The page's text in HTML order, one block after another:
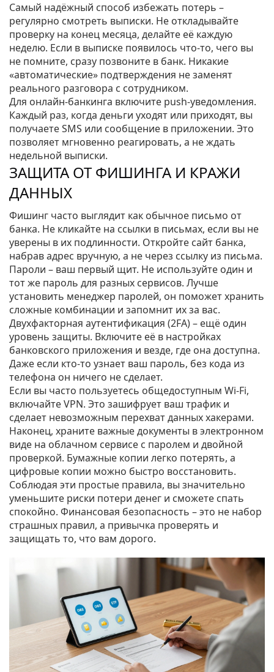
Самый надёжный способ избежать потерь –
регулярно смотреть выписки. Не откладывайте
проверку на конец месяца, делайте её каждую
неделю. Если в выписке появилось что‑то, чего вы
не помните, сразу позвоните в банк. Никакие
«автоматические» подтверждения не заменят
реального разговора с сотрудником.
Для онлайн‑банкинга включите push‑уведомления.
Каждый раз, когда деньги уходят или приходят, вы
получаете SMS или сообщение в приложении. Это
позволяет мгновенно реагировать, а не ждать
недельной выписки.
ЗАЩИТА ОТ ФИШИНГА И КРАЖИ
ДАННЫХ
Фишинг часто выглядит как обычное письмо от
банка. Не кликайте на ссылки в письмах, если вы не
уверены в их подлинности. Откройте сайт банка,
набрав адрес вручную, а не через ссылку из письма.
Пароли – ваш первый щит. Не используйте один и
тот же пароль для разных сервисов. Лучше
установить менеджер паролей, он поможет хранить
сложные комбинации и запомнит их за вас.
Двухфакторная аутентификация (2FA) – ещё один
уровень защиты. Включите её в настройках
банковского приложения и везде, где она доступна.
Даже если кто‑то узнает ваш пароль, без кода из
телефона он ничего не сделает.
Если вы часто пользуетесь общедоступным Wi‑Fi,
включайте VPN. Это зашифрует ваш трафик и
сделает невозможным перехват данных хакерами.
Наконец, храните важные документы в электронном
виде на облачном сервисе с паролем и двойной
проверкой. Бумажные копии легко потерять, а
цифровые копии можно быстро восстановить.
Соблюдая эти простые правила, вы значительно
уменьшите риски потери денег и сможете спать
спокойно. Финансовая безопасность – это не набор
страшных правил, а привычка проверять и
защищать то, что вам дорого.